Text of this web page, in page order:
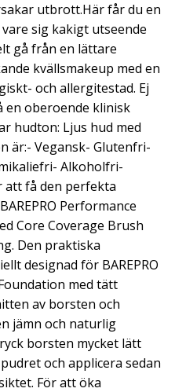
utbrott.Här får du en
sig kakigt utseende
gå från en lättare
kvällsmakeup med en
och allergitestad. Ej
en oberoende klinisk
hudton: Ljus hud med
är:- Vegansk- Glutenfri-
Alkoholfri-
att få den perfekta
Performance
Core Coverage Brush
Den praktiska
designad för BAREPRO
med tätt
av borsten och
jämn och naturlig
borsten mycket lätt
och applicera sedan
För att öka